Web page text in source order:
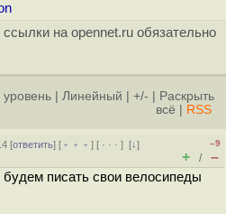
на opennet.ru обязательно
уровень Линейный +/-
Раскрыть
всё
RSS
[ответить] [ ﹢﹢﹢] [ · · ·][↓]
–9
+ / –
писать свои велосипеды